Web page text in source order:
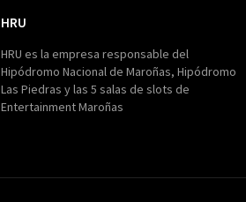
HRU
HRU es la empresa responsable del
Hipódromo Nacional de Maroñas, Hipódromo
Las Piedras y las 5 salas de slots de
Entertainment Maroñas